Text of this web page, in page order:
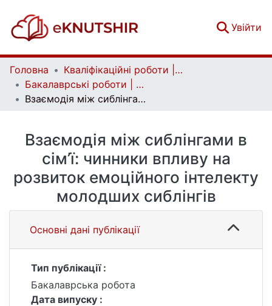
Увійти
Головна
Кваліфікаційні роботи | Qualifying works
Бакалаврські роботи | Bachelor theses
Взаємодія між сиблінгами в сім’ї: чинники впливу на розвиток емоційного інтелекту молодших сиблінгів
Взаємодія між сиблінгами в
сім’ї: чинники впливу на
розвиток емоційного інтелекту
молодших сиблінгів
Основні дані публікації
Тип публікації :
Бакалаврська робота
Дата випуску :